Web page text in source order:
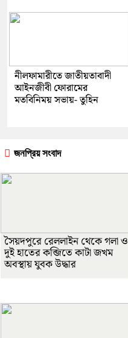
নীলফামারীতে জাতীয়তাবাদী
আইনজীবী ফোরামের
মতবিনিময় সভায়- তুহিন
জনপ্রিয় সংবাদ
সৈয়দপুরে রেললাইন থেকে গলা ও
দুই হাতের কব্জিতে কাটা জখম
অবস্থায় যুবক উদ্ধার